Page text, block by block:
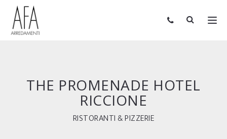
THE PROMENADE HOTEL
RICCIONE
RISTORANTI & PIZZERIE